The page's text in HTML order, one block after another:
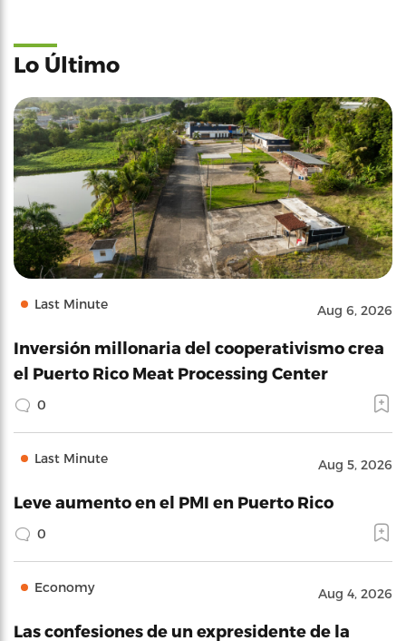
Lo Último
Last Minute Aug 6, 2026
Inversión millonaria del cooperativismo crea
el Puerto Rico Meat Processing Center
0
Last Minute Aug 5, 2026
Leve aumento en el PMI en Puerto Rico
0
Economy Aug 4, 2026
Las confesiones de un expresidente de la